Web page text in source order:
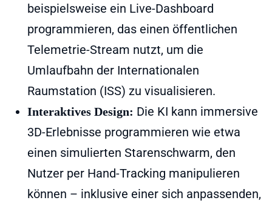
beispielsweise ein Live-Dashboard
programmieren, das einen öffentlichen
Telemetrie-Stream nutzt, um die
Umlaufbahn der Internationalen
Raumstation (ISS) zu visualisieren.
Interaktives Design: Die KI kann immersive
3D-Erlebnisse programmieren wie etwa
einen simulierten Starenschwarm, den
Nutzer per Hand-Tracking manipulieren
können – inklusive einer sich anpassenden,